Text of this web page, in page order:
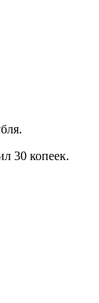
30 копеек.